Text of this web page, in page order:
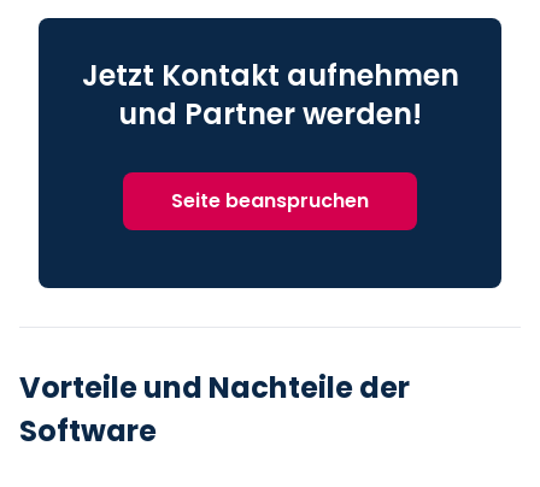
Jetzt Kontakt aufnehmen
und Partner werden!
Seite beanspruchen
Vorteile und Nachteile der
Software